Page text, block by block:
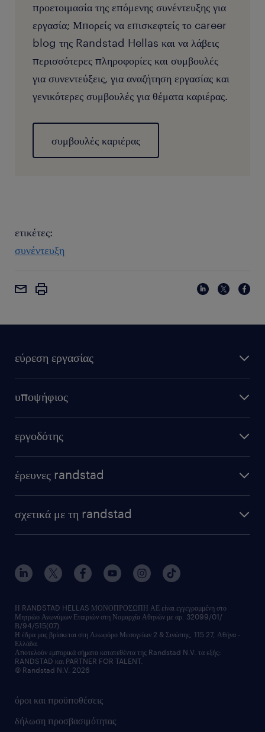
προετοιμασία της επόμενης συνέντευξης για
εργασία; Μπορείς να επισκεφτείς το career
blog της Randstad Hellas και να λάβεις
περισσότερες πληροφορίες και συμβουλές
για συνεντεύξεις, για αναζήτηση εργασίας και
γενικότερες συμβουλές για θέματα καριέρας.
συμβουλές καριέρας
ετικέτες:
συνέντευξη
εύρεση εργασίας
υποψήφιος
εργοδότης
έρευνες randstad
σχετικά με τη randstad
όροι και προϋποθέσεις
δήλωση προσβασιμότητας
Η RANDSTAD HELLAS ΜΟΝΟΠΡΟΣΩΠΗ ΑΕ είναι εγγεγραμμένη στο
Μητρώο Ανωνύμων Εταιριών στη Νομαρχία Αθηνών με αρ. 32099/01/
Β/94/515(07).
Η έδρα μας βρίσκεται στη Λεωφόρο Μεσογείων 2 & Σινώπης, 115 27, Αθήνα -
Ελλάδα.
Αποτελούν εμπορικά σήματα κατατεθέντα της Randstad N.V. τα εξής:
RANDSTAD και PARTNER FOR TALENT.
© Randstad N.V. 2026